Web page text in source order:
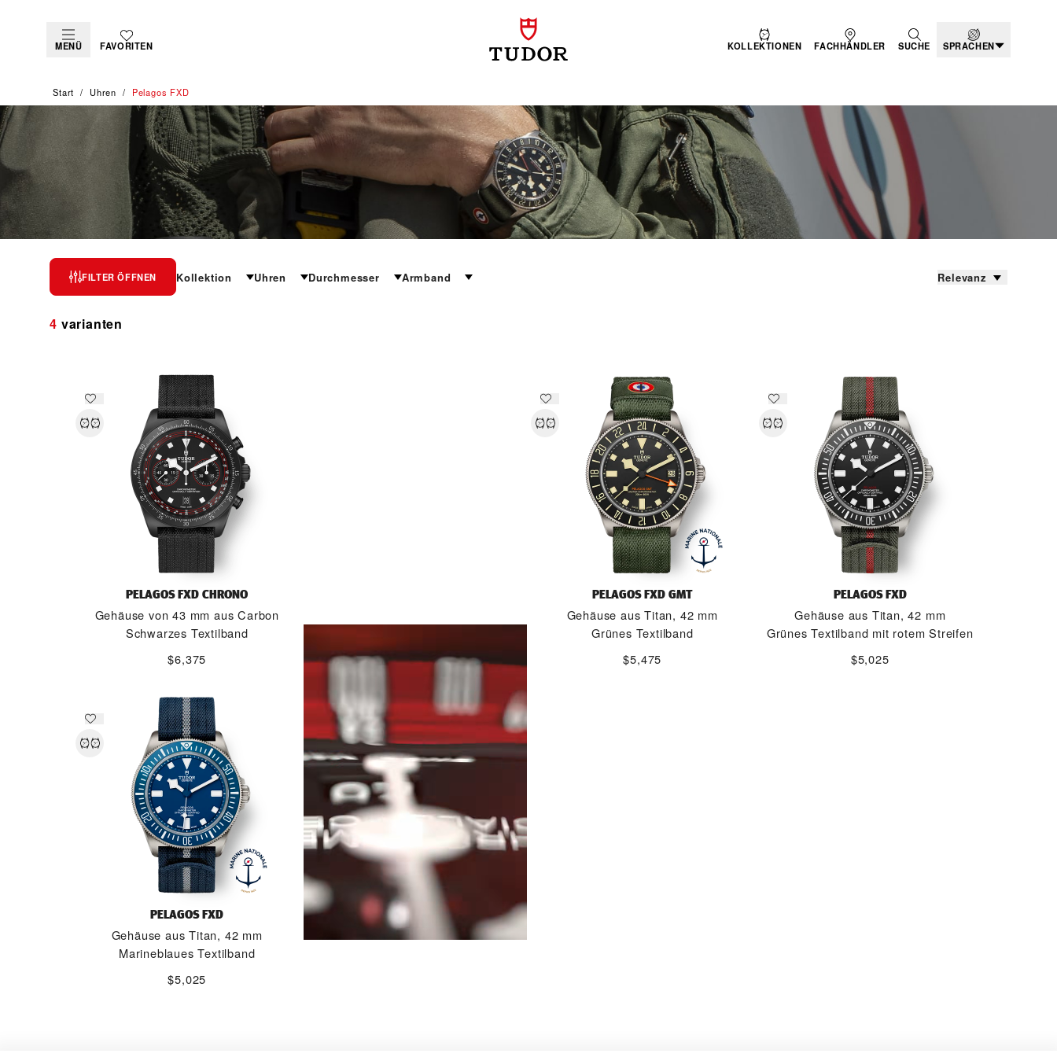
MENÜ FAVORITEN KOLLEKTIONEN FACHHÄNDLER SUCHE SPRACHEN
Start Uhren Pelagos FXD
PELAGOS FXD
Mit ihren fest angebrachten Bandstegen wird sie zum ultimativen Beispiel einer modernen Funktionsuhr
FILTER ÖFFNEN Kollektion Uhren Durchmesser Armband Relevanz
4 varianten
PELAGOS FXD CHRONO
Gehäuse von 43 mm aus Carbon
Schwarzes Textilband
$6,375
PELAGOS FXD GMT
Gehäuse aus Titan, 42 mm
Grünes Textilband
$5,475
PELAGOS FXD
Gehäuse aus Titan, 42 mm
Grünes Textilband mit rotem Streifen
$5,025
PELAGOS FXD
Gehäuse aus Titan, 42 mm
Marineblaues Textilband
$5,025